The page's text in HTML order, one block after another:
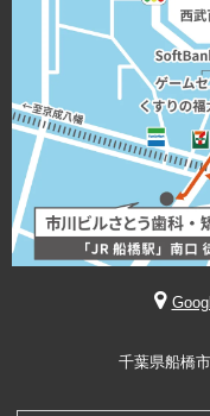
千葉県船橋